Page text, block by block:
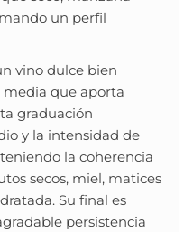
un perfil
vino dulce bien
media que aporta
graduación
y la intensidad de
la coherencia
secos, miel, matices
Su final es
persistencia